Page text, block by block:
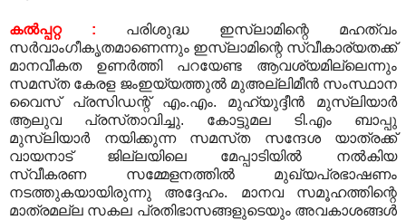
കല്‍പ്പറ്റ : പരിശുദ്ധ ഇസ്‌ലാമിന്റെ മഹത്വം
സര്‍വാംഗീകൃതമാണെന്നും ഇസ്‌ലാമിന്റെ സ്വീകാര്യതക്ക്‌
മാനവീകത ഉണര്‍ത്തി പറയേണ്ട ആവശ്യമില്ലെന്നും
സമസ്‌ത കേരള ജംഇയ്യത്തുല്‍ മുഅല്ലിമീന്‍ സംസ്ഥാന
വൈസ്‌ പ്രസിഡന്റ്‌ എം.എം. മുഹ്‌യുദ്ദീന്‍ മുസ്‌ലിയാര്‍
ആലുവ പ്രസ്‌താവിച്ചു. കോട്ടുമല ടി.എം ബാപ്പു
മുസ്‌ലിയാര്‍ നയിക്കുന്ന സമസ്‌ത സന്ദേശ യാത്രക്ക്‌
വായനാട്‌ ജില്ലയിലെ മേപ്പാടിയില്‍ നല്‍കിയ
സ്വീകരണ സമ്മേളനത്തില്‍ മുഖ്യപ്രഭാഷണം
നടത്തുകയായിരുന്നു അദ്ദേഹം. മാനവ സമൂഹത്തിന്റെ
മാത്രമല്ല സകല പ്രതിഭാസങ്ങളുടെയും അവകാശങ്ങള്‍